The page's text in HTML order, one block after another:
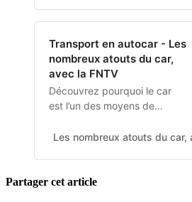
Transport en autocar - Les
nombreux atouts du car,
avec la FNTV
Découvrez pourquoi le car
est l’un des moyens de
économiques, plus
Les nombreux atouts du car,
Partager cet article